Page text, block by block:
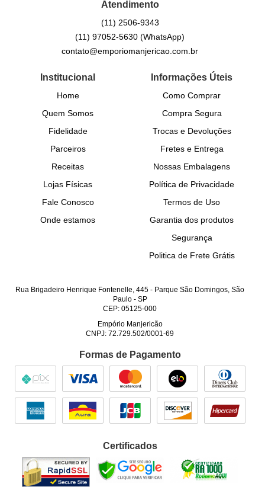
Atendimento
(11) 2506-9343
(11) 97052-5630(WhatsApp)
contato@emporiomanjericao.com.br
Institucional
Home
Quem Somos
Fidelidade
Parceiros
Receitas
Lojas Físicas
Fale Conosco
Onde estamos
Informações Úteis
Como Comprar
Compra Segura
Trocas e Devoluções
Fretes e Entrega
Nossas Embalagens
Política de Privacidade
Termos de Uso
Garantia dos produtos
Segurança
Politica de Frete Grátis
Rua Brigadeiro Henrique Fontenelle, 445 - Parque São Domingos, São
Paulo- SP
CEP: 05125-000
Empório Manjericão
CNPJ: 72.729.502/0001-69
Formas de Pagamento
Certificados